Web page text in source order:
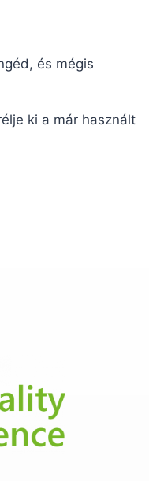
és mégis
ki a már használt